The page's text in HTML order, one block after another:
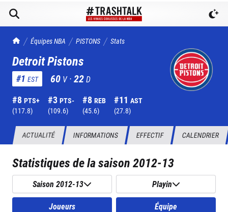
TrashTalk Actu NBA
Équipes NBA PISTONS Stats
Detroit Pistons
#1 EST 60 V ·22D
#8 PTS+
(117.8)
#3 PTS-
(109.6)
#8 REB
(45.6)
#11 AST
(27.8)
ACTUALITÉ INFORMATIONS EFFECTIF CALENDRIER
Statistiques de la saison2012-13
Saison 2012-13 Playin
Joueurs Équipe